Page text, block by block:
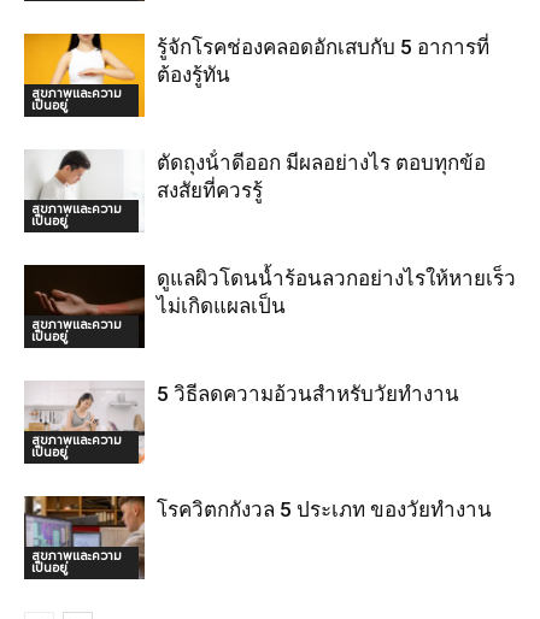
สุขภาพและความ
เป็นอยู่
รู้จักโรคช่องคลอดอักเสบกับ 5 อาการที่
ต้องรู้ทัน
สุขภาพและความ
เป็นอยู่
ตัดถุงน้ําดีออก มีผลอย่างไร ตอบทุกข้อ
สงสัยที่ควรรู้
สุขภาพและความ
เป็นอยู่
ดูแลผิวโดนน้ำร้อนลวกอย่างไรให้หายเร็ว
ไม่เกิดแผลเป็น
สุขภาพและความ
เป็นอยู่
5 วิธีลดความอ้วนสำหรับวัยทำงาน
สุขภาพและความ
เป็นอยู่
โรควิตกกังวล 5 ประเภท ของวัยทำงาน